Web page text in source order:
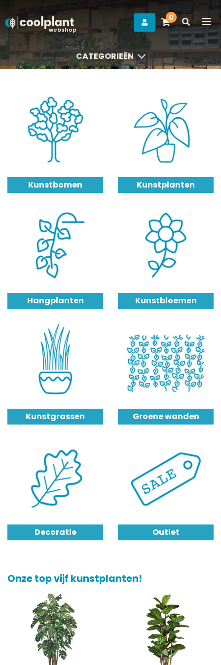
webshop
0
CATEGORIEËN
CATEGORIEËN
Kunstbomen Kunstplanten
Hangplanten Kunstbloemen
Kunstgrassen Groene wanden
Decoratie Outlet
Onze top vijf kunstplanten!